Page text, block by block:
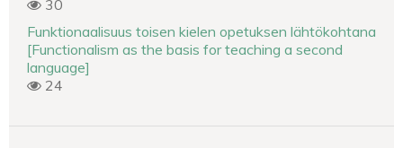
30
Funktionaalisuus toisen kielen opetuksen lähtökohtana
[Functionalism as the basis for teaching a second
language]
24